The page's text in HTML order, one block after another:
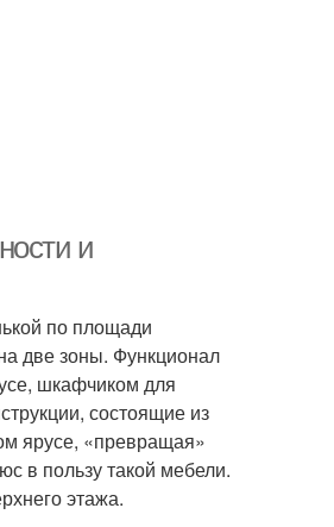
и
по площади
две зоны. Функционал
шкафчиком для
состоящие из
ярусе, «превращая»
в пользу такой мебели.
этажа.